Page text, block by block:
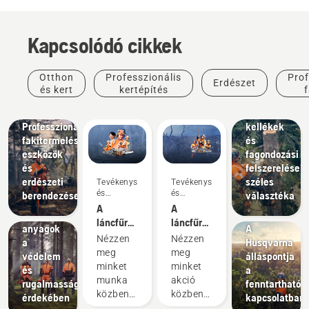
Kapcsolódó cikkek
Otthon
és kert
Professzionális
kertépítés
Erdészet
Professzionális
fakitermelési
eszközök
és
erdészeti
berendezések
Termékek
és
innovációk
Husqvarna
védőruházat:
Válogatott
anyagok
a
védelem
és
rugalmasság
érdekében
Tevékenységek
és
események
A
láncfűrészek
úttörői
1959 óta
Nézzen
meg
minket
munka
közben a
Tevékenységek
és
események
A
láncfűrészelés
úttörője
1959 óta
Nézzen
meg
minket
akció
közben a
Megoldások
kellékek
és
fagondozási
felszerelések
széles
választéka
Témák
A
Husqvarna
álláspontja
a
kapcsolatban